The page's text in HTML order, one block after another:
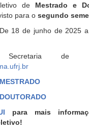
de Mestrado e
para o segundo
De 18 de junho de 2025
de Pós-
para mais